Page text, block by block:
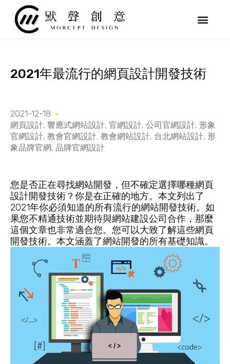
2021年最流行的網頁設計開發技術
2021-12-18
網頁設計, 響應式網站設計, 官網設計, 公司官網設計, 形象
官網設計, 教會官網設計, 教會網站設計, 台北網站設計, 形
象品牌官網, 品牌官網設計
您是否正在尋找網站開發，但不確定選擇哪種網頁
設計開發技術？你是在正確的地方。本文列出了
2021年你必須知道的所有流行的網站開發技術。如
果您不精通技術並期待與網站建設公司合作，那麼
這個文章也非常適合您。您可以大致了解這些網頁
開發技術。本文涵蓋了網站開發的所有基礎知識。